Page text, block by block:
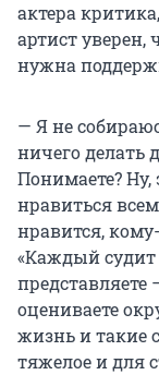
актера
артист
нужна
— Я не
ничего делать
Понимаете?
нравиться
нравится,
«Каждый судит
оцениваете
жизнь и такие
тяжелое и для